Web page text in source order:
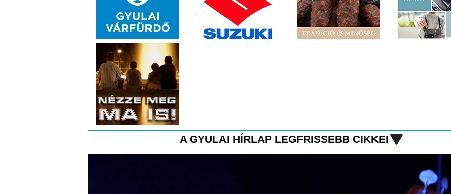
A GYULAI HÍRLAP LEGFRISSEBB CIKKEI